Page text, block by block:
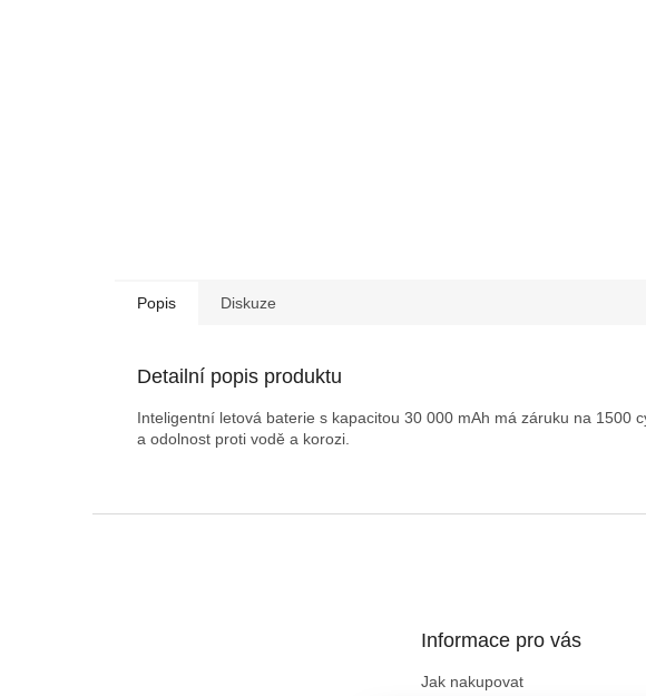
Popis Diskuze
Detailní popis produktu
Inteligentní letová baterie s kapacitou 30 000 mAh má záruku na
a odolnost proti vodě a korozi.
Informace pro vás
Jak nakupovat